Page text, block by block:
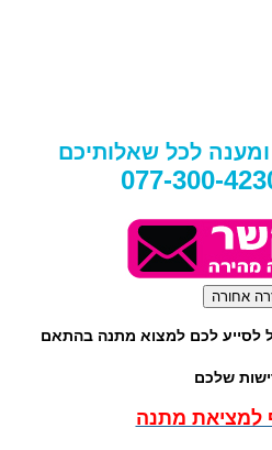
לכל שאלותיכם
077-300-
לסייע לכם למצוא מתנה בהתאם
שלכם
למציאת מתנה